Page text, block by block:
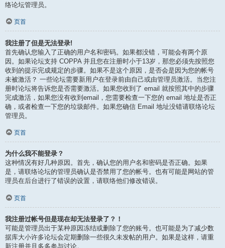
络论坛管理员。
页首
我注册了但是无法登录!
首先确认您输入了正确的用户名和密码。如果都没错，可能会有两个原
因。如果论坛支持 COPPA 并且您在注册时小于13岁，那您必须先按照您
收到的提示完成规定的步骤。如果不是这个原因，是否会是因为您的帐号
未被激活？ 一些论坛需要新用户在登录前由自己或由管理员激活。当您注
册时论坛将告诉您是否需要激活。如果您收到了 email 就按照其中的步骤
完成激活，如果您没有收到email，您需要检查一下您的 email 地址是否正
确，或者检查一下您的垃圾邮件。如果您确信 Email 地址没错请联络论坛
管理员。
页首
为什么我不能登录？
这种情况有好几种原因。首先，确认您的用户名和密码是否正确。如果
是，请联络论坛的管理员确认是否禁用了您的帐号。也有可能是网站的管
理员在后台进行了错误的设置，请联络他们修改错误。
页首
我注册过帐号但是现在却无法登录了？！
可能是管理员出于某种原因冻结或删除了您的账号。也可能是为了减少数
据库大小许多论坛会定期删除一些很久未发帖的用户。如果是这样，请重
新注册并且多多参与讨论。